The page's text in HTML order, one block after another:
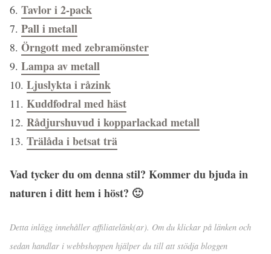
6. Tavlor i 2-pack
7. Pall i metall
8. Örngott med zebramönster
9. Lampa av metall
10. Ljuslykta i råzink
11. Kuddfodral med häst
12. Rådjurshuvud i kopparlackad metall
13. Trälåda i betsat trä
Vad tycker du om denna stil? Kommer du bjuda in
naturen i ditt hem i höst? 🙂
Detta inlägg innehåller affiliatelänk(ar). Om du klickar på länken och
sedan handlar i webbshoppen hjälper du till att stödja bloggen